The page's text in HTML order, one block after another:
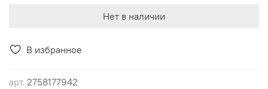
В избранное
арт. 2758177942
Нет в наличии